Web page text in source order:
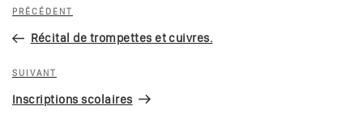
l’article
Article
précédent
PRÉCÉDENT
Récital de trompettes et cuivres.
Article
suivant
SUIVANT
Inscriptions scolaires